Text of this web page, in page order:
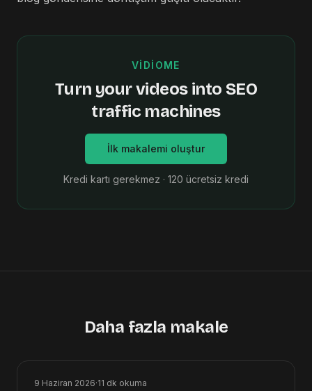
VIDIOME
Turn your videos into SEO
traffic machines
İlk makalemi oluştur
Kredi kartı gerekmez · 120 ücretsiz kredi
Daha fazla makale
9 Haziran 2026·11 dk okuma